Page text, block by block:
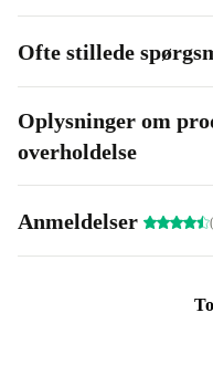
Ofte stillede
Oplysninger om
overholdelse
Anmeldelser